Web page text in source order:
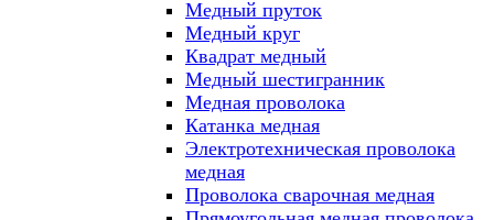
Медный пруток
Медный круг
Квадрат медный
Медный шестигранник
Медная проволока
Катанка медная
Электротехническая проволока
медная
Проволока сварочная медная